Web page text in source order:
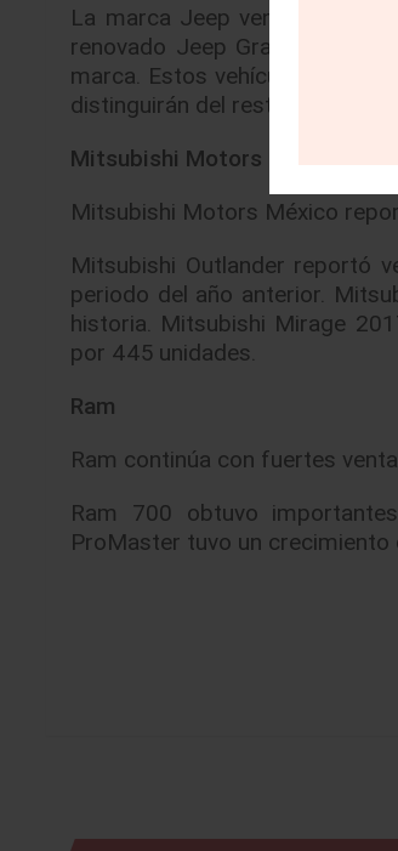
La marca Jeep vendió 993
renovado Jeep Grand
marca. Estos vehículos
distinguirán del resto de la
Mitsubishi Motors
Mitsubishi Motors México
Mitsubishi Outlander reportó
periodo del año anterior.
historia. Mitsubishi Mirage
por 445 unidades.
Ram
Ram continúa con fuertes
Ram 700 obtuvo
ProMaster tuvo un crecimiento